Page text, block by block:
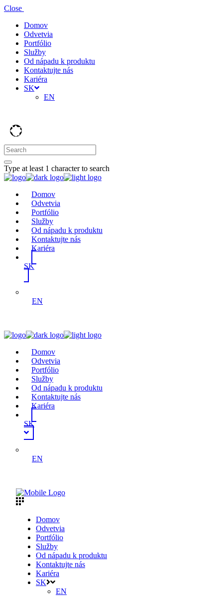
Close
Domov
Odvetvia
Portfólio
Služby
Od nápadu k produktu
Kontaktujte nás
Kariéra
SK
EN
Type at least 1 character to search
Domov
Odvetvia
Portfólio
Služby
Od nápadu k produktu
Kontaktujte nás
Kariéra
SK
EN
Domov
Odvetvia
Portfólio
Služby
Od nápadu k produktu
Kontaktujte nás
Kariéra
SK
EN
Domov
Odvetvia
Portfólio
Služby
Od nápadu k produktu
Kontaktujte nás
Kariéra
SK
EN